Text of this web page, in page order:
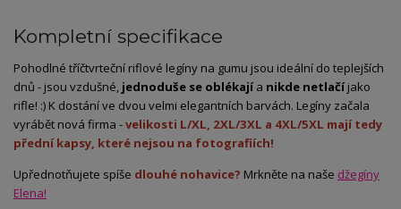
Kompletní specifikace
Pohodlné tříčtvrteční riflové legíny na gumu jsou ideální do teplejších
dnů - jsou vzdušné, jednoduše se oblékajía nikde netlačíjako
rifle! :) K dostání ve dvou velmi elegantních barvách. Legíny začala
vyrábět nová firma -velikosti L/XL, 2XL/3XL a 4XL/5XL mají tedy
přední kapsy, které nejsou na fotografiích!
Upřednotňujete spíše dlouhé nohavice? Mrkněte na naše džegíny
Elena!